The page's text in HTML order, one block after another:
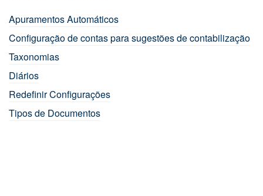
Apuramentos Automáticos
Configuração de contas para sugestões de contabilização
Taxonomias
Diários
Redefinir Configurações
Tipos de Documentos